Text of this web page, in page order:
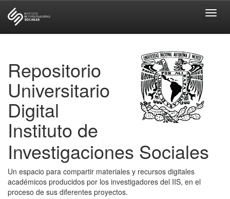
Repositorio
Universitario
Digital
Instituto de
Investigaciones Sociales
Un espacio para compartir materiales y recursos digitales
académicos producidos por los investigadores del IIS, en el
proceso de sus diferentes proyectos.